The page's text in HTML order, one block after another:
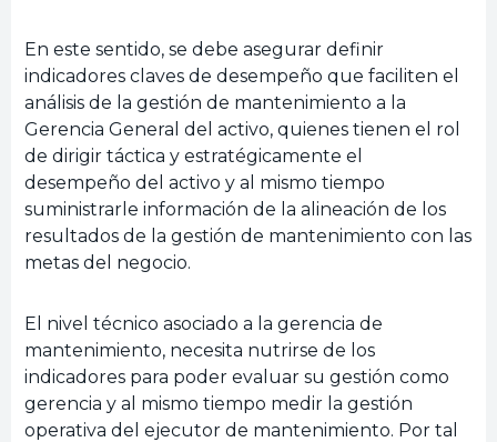
En este sentido, se debe asegurar definir
indicadores claves de desempeño que faciliten el
análisis de la gestión de mantenimiento a la
Gerencia General del activo, quienes tienen el rol
de dirigir táctica y estratégicamente el
desempeño del activo y al mismo tiempo
suministrarle información de la alineación de los
resultados de la gestión de mantenimiento con las
metas del negocio.
El nivel técnico asociado a la gerencia de
mantenimiento, necesita nutrirse de los
indicadores para poder evaluar su gestión como
gerencia y al mismo tiempo medir la gestión
operativa del ejecutor de mantenimiento. Por tal